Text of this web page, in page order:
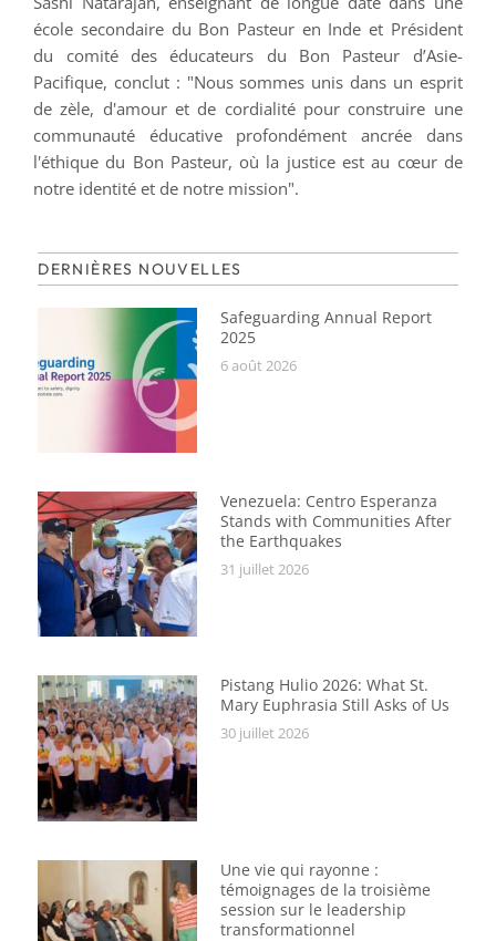
école secondaire du Bon Pasteur en Inde et Président
du comité des éducateurs du Bon Pasteur d’Asie-
Pacifique, conclut : "Nous sommes unis dans un esprit
de zèle, d'amour et de cordialité pour construire une
communauté éducative profondément ancrée dans
l'éthique du Bon Pasteur, où la justice est au cœur de
notre identité et de notre mission".
DERNIÈRES NOUVELLES
Safeguarding Annual Report
2025
6 août 2026
Venezuela: Centro Esperanza
Stands with Communities After
the Earthquakes
31 juillet 2026
Pistang Hulio 2026: What St.
Mary Euphrasia Still Asks of Us
30 juillet 2026
Une vie qui rayonne :
témoignages de la troisième
session sur le leadership
transformationnel